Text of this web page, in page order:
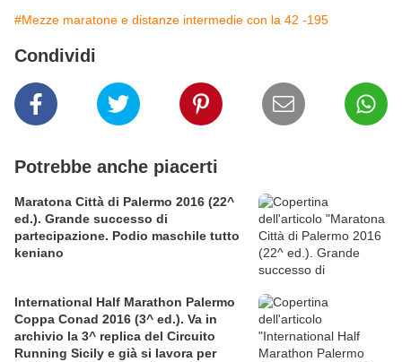
#Mezze maratone e distanze intermedie con la 42 -195
Condividi
Potrebbe anche piacerti
Maratona Città di Palermo 2016 (22^
ed.). Grande successo di
partecipazione. Podio maschile tutto
keniano
International Half Marathon Palermo
Coppa Conad 2016 (3^ ed.). Va in
archivio la 3^ replica del Circuito
Running Sicily e già si lavora per